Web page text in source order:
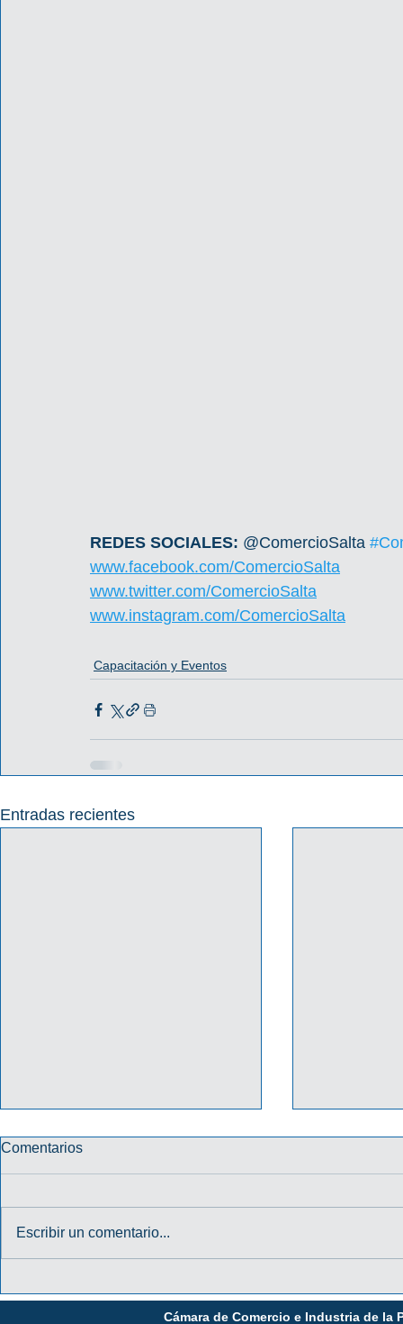
REDES SOCIALES: @ComercioSalta
www.facebook.com/ComercioSalta
www.twitter.com/ComercioSalta
www.instagram.com/ComercioSalta
Capacitación y Eventos
Entradas recientes
MANIPULACIÓN DE
Comentarios
Escribir un comentario...
Cámara de Comercio e Industria de la